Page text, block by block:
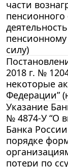
части
пенсионному
силу)
2018 г. №
некоторые
Федерации”
Указание
№ 4874-У “О
Банка
порядке
потери по